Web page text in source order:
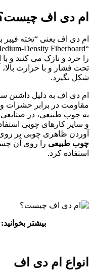
ام دی اف
ام دی اف یعنی “تخته
را خرد و نازک می‌ کنند و
تحت فشار و با حرارت
شکل بگیرد.
ام دی اف به دلیل داشتن
مقاومت در برابر حشرات و
به چوب طبیعی، در صنایعی
و سایر کارهای چوبی
آوردن ظاهری چوبی بر
چوب طبیعی را روی آن
استفاده کرد.
بیشتر
انواع ام دی اف